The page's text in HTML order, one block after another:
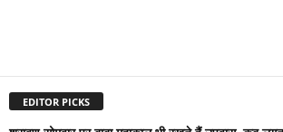
EDITOR PICKS